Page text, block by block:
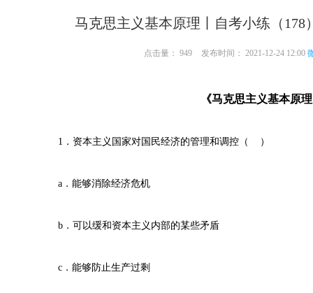
马克思主义基本原理丨自考小练（178
点击量： 949 发布时间： 2021-12-24 12:00
《马克思主义基本原
1．资本主义国家对国民经济的管理和调控（ ）
a．能够消除经济危机
b．可以缓和资本主义内部的某些矛盾
c．能够防止生产过剩